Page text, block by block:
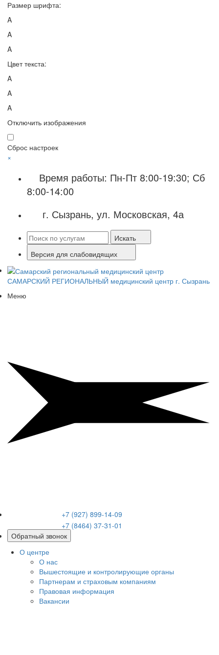
Размер шрифта:
A
A
A
Цвет текста:
A
A
A
Отключить изображения
Сброс настроек
×
Время работы: Пн-Пт 8:00-19:30; Сб
8:00-14:00
г. Сызрань, ул. Московская, 4а
Искать
Версия для слабовидящих
САМАРСКИЙ РЕГИОНАЛЬНЫЙ медицинский центр г. Сызрань
Меню
+7 (927) 899-14-09
+7 (8464) 37-31-01
Обратный звонок
О центре
О нас
Вышестоящие и контролирующие органы
Партнерам и страховым компаниям
Правовая информация
Вакансии